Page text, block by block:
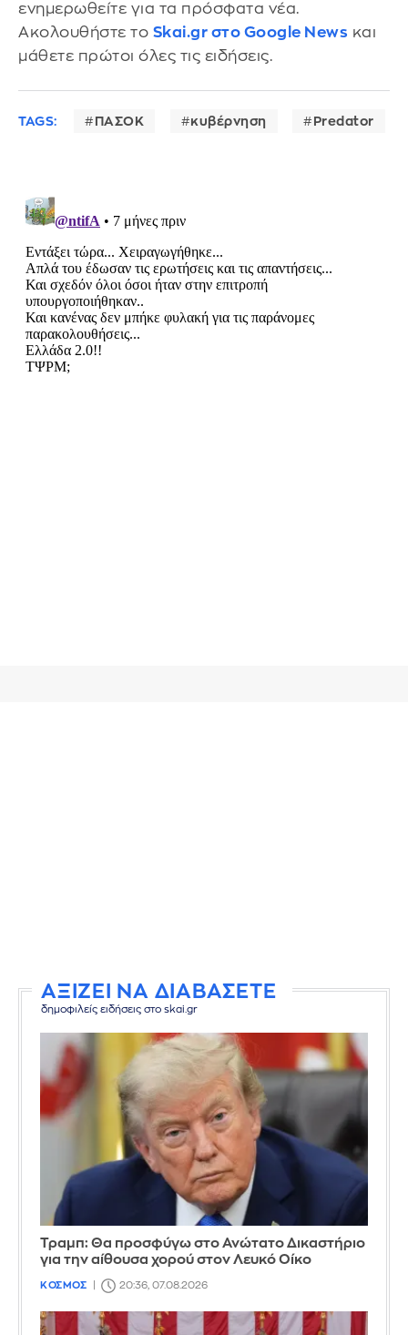
ενημερωθείτε για τα πρόσφατα νέα.
Ακολουθήστε το Skai.gr στο Google News και
μάθετε πρώτοι όλες τις ειδήσεις.
TAGS: ΠΑΣΟΚ κυβέρνηση Predator
ΑΞΙΖΕΙ ΝΑ ΔΙΑΒΑΣΕΤΕ
δημοφιλείς ειδήσεις στο skai.gr
Τραμπ: Θα προσφύγω στο Ανώτατο Δικαστήριο
για την αίθουσα χορού στον Λευκό Οίκο
ΚΟΣΜΟΣ 20:36, 07.08.2026